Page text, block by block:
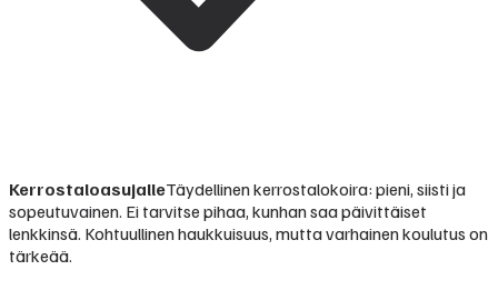
KerrostaloasujalleTäydellinen kerrostalokoira: pieni, siisti ja
sopeutuvainen. Ei tarvitse pihaa, kunhan saa päivittäiset
lenkkinsä. Kohtuullinen haukkuisuus, mutta varhainen koulutus on
tärkeää.